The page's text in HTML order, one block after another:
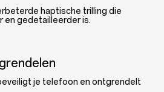
haptische trilling die
en gedetailleerder is.
je telefoon en ontgrendelt